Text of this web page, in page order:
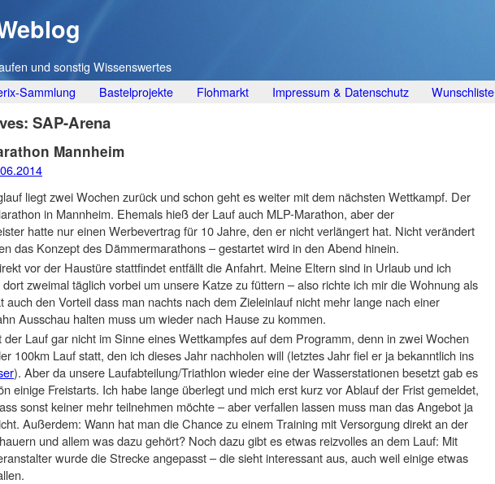
und sonstig Wissenswertes
Sammlung Bastelprojekte Flohmarkt Impressum & Datenschutz Wunschliste
SAP-Arena
Mannheim
liegt zwei Wochen zurück und schon geht es weiter mit dem nächsten Wettkampf. Der
in Mannheim. Ehemals hieß der Lauf auch MLP-Marathon, aber der
hatte nur einen Werbevertrag für 10 Jahre, den er nicht verlängert hat. Nicht verändert
das Konzept des Dämmermarathons – gestartet wird in den Abend hinein.
vor der Haustüre stattfindet entfällt die Anfahrt. Meine Eltern sind in Urlaub und ich
zweimal täglich vorbei um unsere Katze zu füttern – also richte ich mir die Wohnung als
auch den Vorteil dass man nachts nach dem Zieleinlauf nicht mehr lange nach einer
Ausschau halten muss um wieder nach Hause zu kommen.
der Lauf gar nicht im Sinne eines Wettkampfes auf dem Programm, denn in zwei Wochen
100km Lauf statt, den ich dieses Jahr nachholen will (letztes Jahr fiel er ja bekanntlich ins
). Aber da unsere Laufabteilung/Triathlon wieder eine der Wasserstationen besetzt gab es
einige Freistarts. Ich habe lange überlegt und mich erst kurz vor Ablauf der Frist gemeldet,
sonst keiner mehr teilnehmen möchte – aber verfallen lassen muss man das Angebot ja
Außerdem: Wann hat man die Chance zu einem Training mit Versorgung direkt an der
und allem was dazu gehört? Noch dazu gibt es etwas reizvolles an dem Lauf: Mit
wurde die Strecke angepasst – die sieht interessant aus, auch weil einige etwas